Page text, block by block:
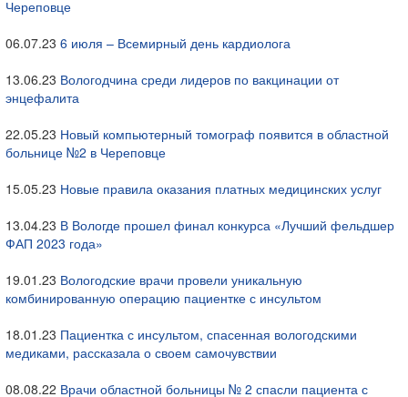
Череповце
06.07.23 6 июля – Всемирный день кардиолога
13.06.23 Вологодчина среди лидеров по вакцинации от
энцефалита
22.05.23 Новый компьютерный томограф появится в областной
больнице №2 в Череповце
15.05.23 Новые правила оказания платных медицинских услуг
13.04.23 В Вологде прошел финал конкурса «Лучший фельдшер
ФАП 2023 года»
19.01.23 Вологодские врачи провели уникальную
комбинированную операцию пациентке с инсультом
18.01.23 Пациентка с инсультом, спасенная вологодскими
медиками, рассказала о своем самочувствии
08.08.22 Врачи областной больницы № 2 спасли пациента с